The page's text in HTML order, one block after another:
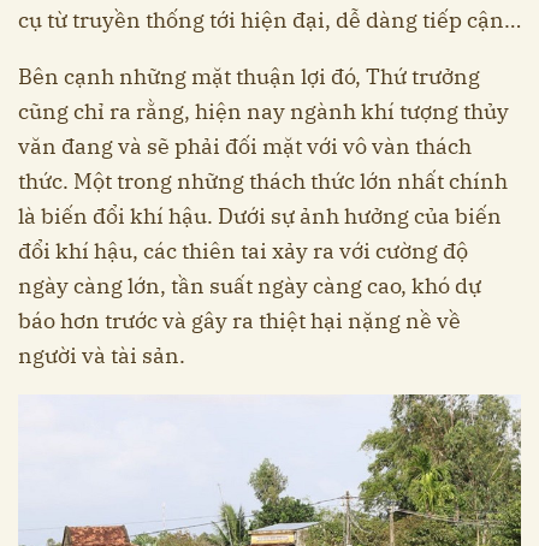
cụ từ truyền thống tới hiện đại, dễ dàng tiếp cận…
Bên cạnh những mặt thuận lợi đó, Thứ trưởng
cũng chỉ ra rằng, hiện nay ngành khí tượng thủy
văn đang và sẽ phải đối mặt với vô vàn thách
thức. Một trong những thách thức lớn nhất chính
là biến đổi khí hậu. Dưới sự ảnh hưởng của biến
đổi khí hậu, các thiên tai xảy ra với cường độ
ngày càng lớn, tần suất ngày càng cao, khó dự
báo hơn trước và gây ra thiệt hại nặng nề về
người và tài sản.